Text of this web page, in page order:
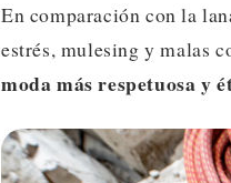
En comparación con la
estrés, mulesing y malas
moda más respetuosa y